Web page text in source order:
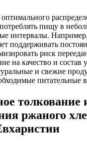
пищу в
интервалы.
поддерживать
риск
на качество и
и свежие
питательные
толкование
ржаного